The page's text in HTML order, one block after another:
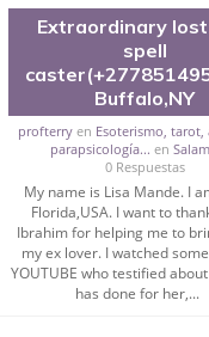
551190476 圣何塞州立
，是加州历史悠久
公顷。它是一所位于
资，浓厚的多元化学术
每年有来自世界各地的
习机会和影响力的高
今美国大学教学排名中
谷公司甚至在学生大三
州立大学系统(CSU), 圣
Valley), 于附近的
65个硕士学科，并有
管理学，艺术设计，和
同国家的专业人士前来
公司确认到账转制作点
Extraordinary
spell
Buffalo,NY
profterryen Esoterismo, tarot,
parapsicología... en
0 Respuestas
My name is Lisa Mande. I
Florida,USA. I want to
Ibrahim for helping me to
my ex lover. I watched
YOUTUBE who testified
has done for her,...